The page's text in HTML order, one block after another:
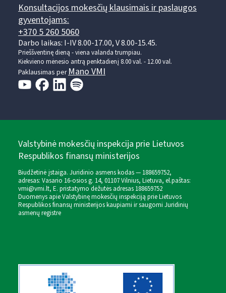
Konsultacijos mokesčių klausimais ir paslaugos
gyventojams:
+370 5 260 5060
Darbo laikas: I-IV 8.00-17.00, V 8.00-15.45.
Prieššventinę dieną - viena valanda trumpiau.
Kiekvieno mėnesio antrą penktadienį 8.00 val. - 12.00 val.
Paklausimas per Mano VMI
Valstybinė mokesčių inspekcija prie Lietuvos
Respublikos finansų ministerijos
Biudžetinė įstaiga. Juridinio asmens kodas — 188659752,
adresas: Vasario 16-osios g. 14, 01107 Vilnius, Lietuva, el.paštas:
vmi@vmi.lt, E. pristatymo dėžutės adresas 188659752
Duomenys apie Valstybinę mokesčių inspekciją prie Lietuvos
Respublikos finansų ministerijos kaupiami ir saugomi Juridinių
asmenų registre